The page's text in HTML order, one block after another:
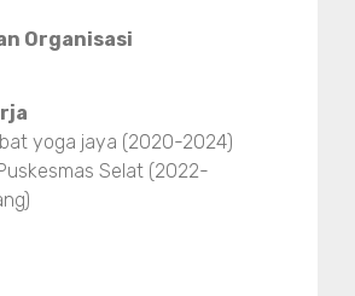
Organisasi
yoga jaya (2020-2024)
Selat (2022-